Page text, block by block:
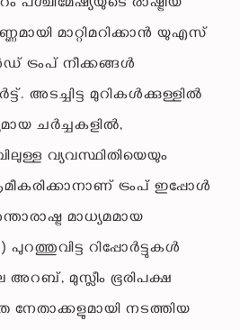
മാറ്റിമറിക്കാൻ യുഎസ്
ട്രംപ് നീക്കങ്ങൾ
അടച്ചിട്ട മുറികൾക്കുള്ളിൽ
ചർച്ചകളിൽ,
വ്യവസ്ഥിതിയെയും
ട്രംപ് ഇപ്പോൾ
മാധ്യമമായ
റിപ്പോർട്ടുകൾ
അറബ്, മുസ്ലീം ഭൂരിപക്ഷ
നേതാക്കളുമായി നടത്തിയ